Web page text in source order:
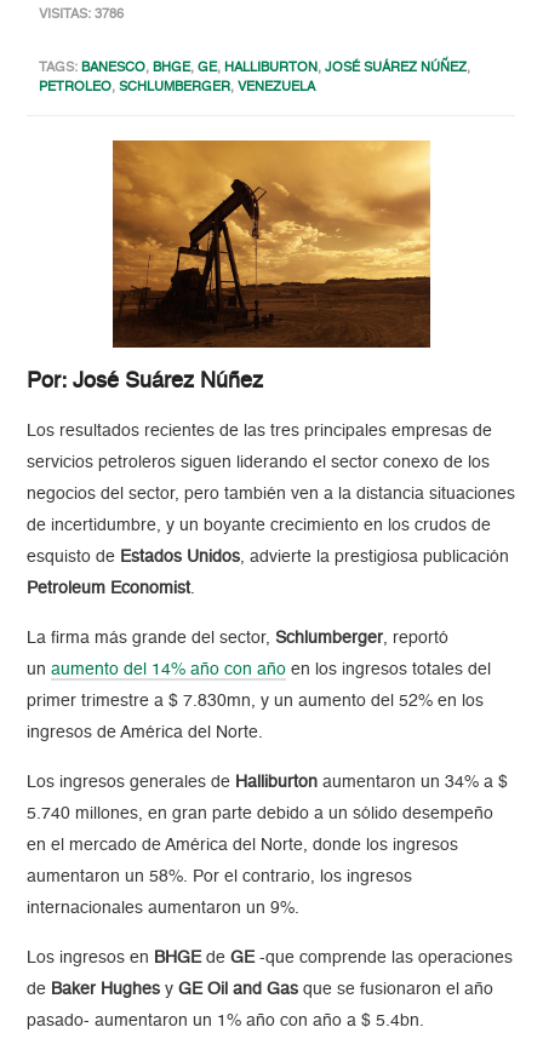
VISITAS: 3786
TAGS:BANESCO,BHGE,GE,HALLIBURTON,JOSÉ SUÁREZ NÚÑEZ,
PETROLEO,SCHLUMBERGER,VENEZUELA
Por: José Suárez Núñez
Los resultados recientes de las tres principales empresas de
servicios petroleros siguen liderando el sector conexo de los
negocios del sector, pero también ven a la distancia situaciones
de incertidumbre, y un boyante crecimiento en los crudos de
esquisto de Estados Unidos, advierte la prestigiosa publicación
Petroleum Economist.
La firma más grande del sector, Schlumberger, reportó
unaumento del 14% año con año en los ingresos totales del
primer trimestre a $ 7.830mn, y un aumento del 52% en los
ingresos de América del Norte.
Los ingresos generales de Halliburton aumentaron un 34% a $
5.740 millones, en gran parte debido a un sólido desempeño
en el mercado de América del Norte, donde los ingresos
aumentaron un 58%. Por el contrario, los ingresos
internacionales aumentaron un 9%.
Los ingresos en BHGEdeGE-que comprende las operaciones
de Baker Hughes yGE Oil and Gas que se fusionaron el año
pasado- aumentaron un 1% año con año a $ 5.4bn.